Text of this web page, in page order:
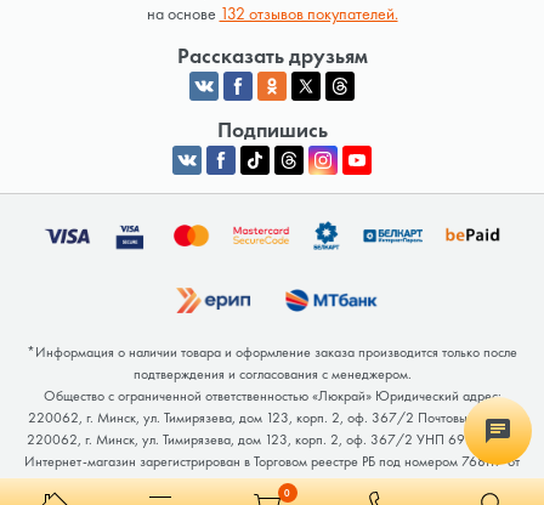
0
на основе 132 отзывов покупателей.
Рассказать друзьям
Подпишись
*Информация о наличии товара и оформление заказа производится только после
подтверждения и согласования с менеджером.
Общество с ограниченной ответственностью «Люкрай» Юридический адрес:
220062, г. Минск, ул. Тимирязева, дом 123, корп. 2, оф. 367/2 Почтовый адрес:
220062, г. Минск, ул. Тимирязева, дом 123, корп. 2, оф. 367/2 УНП 691764371
Интернет-магазин зарегистрирован в Торговом реестре РБ под номером 768117 от
04.02.2026.